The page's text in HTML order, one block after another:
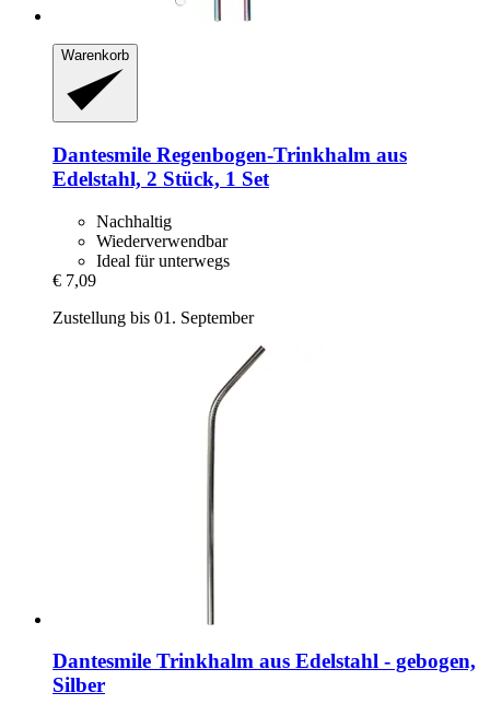
Warenkorb
Dantesmile Regenbogen-​Trinkhalm aus
Edelstahl, 2 Stück, 1 Set
Nachhaltig
Wiederverwendbar
Ideal für unterwegs
€ 7,09
Zustellung bis 01. September
Dantesmile Trinkhalm aus Edelstahl -​ gebogen,
Silber